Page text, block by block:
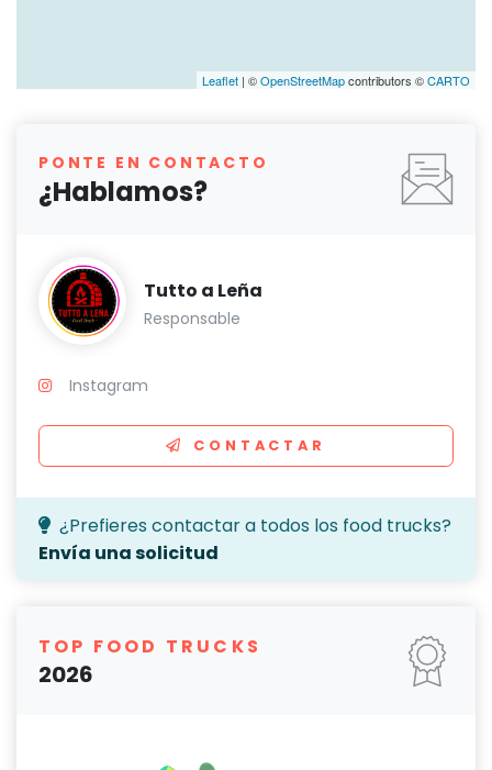
Leaflet | ©OpenStreetMapcontributors ©CARTO
PONTE EN CONTACTO
¿Hablamos?
Tutto a Leña
Responsable
Instagram
CONTACTAR
¿Prefieres contactar a todos los food trucks?
Envía una solicitud
TOP FOOD TRUCKS
2026